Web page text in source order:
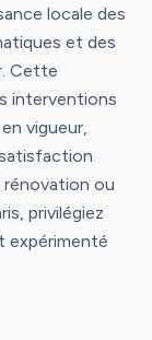
locale des
et des
Cette
interventions
vigueur,
rénovation ou
privilégiez
expérimenté